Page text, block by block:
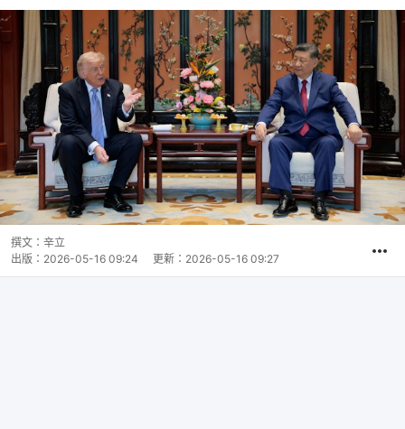
撰文： 辛立
出版： 2026-05-16 09:24 更新： 2026-05-16 09:27